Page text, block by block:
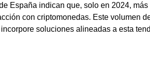
España indican que, solo en 2024,
con criptomonedas. Este volumen
soluciones alineadas a esta